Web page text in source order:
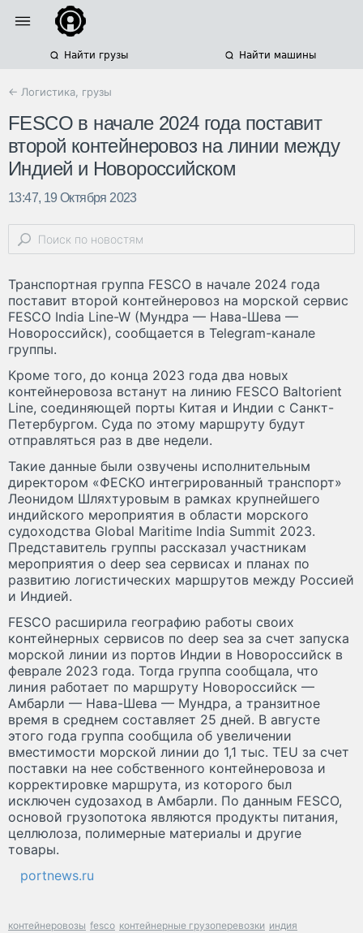
Найти грузы Найти машины
← Логистика, грузы
FESCO в начале 2024 года поставит
второй контейнеровоз на линии между
Индией и Новороссийском
13:47, 19 Октября 2023
Транспортная группа FESCO в начале 2024 года
поставит второй контейнеровоз на морской сервис
FESCO India Line-W (Мундра — Нава-Шева —
Новороссийск), сообщается в Telegram-канале
группы.
Кроме того, до конца 2023 года два новых
контейнеровоза встанут на линию FESCO Baltorient
Line, соединяющей порты Китая и Индии с Санкт-
Петербургом. Суда по этому маршруту будут
отправляться раз в две недели.
Такие данные были озвучены исполнительным
директором «ФЕСКО интегрированный транспорт»
Леонидом Шляхтуровым в рамках крупнейшего
индийского мероприятия в области морского
судоходства Global Maritime India Summit 2023.
Представитель группы рассказал участникам
мероприятия о deep sea сервисах и планах по
развитию логистических маршрутов между Россией
и Индией.
FESCO расширила географию работы своих
контейнерных сервисов по deep sea за счет запуска
морской линии из портов Индии в Новороссийск в
феврале 2023 года. Тогда группа сообщала, что
линия работает по маршруту Новороссийск —
Амбарли — Нава-Шева — Мундра, а транзитное
время в среднем составляет 25 дней. В августе
этого года группа сообщила об увеличении
вместимости морской линии до 1,1 тыс. TEU за счет
поставки на нее собственного контейнеровоза и
корректировке маршрута, из которого был
исключен судозаход в Амбарли. По данным FESCO,
основой грузопотока являются продукты питания,
целлюлоза, полимерные материалы и другие
товары.
portnews.ru
контейнеровозы fesco контейнерные грузоперевозки индия